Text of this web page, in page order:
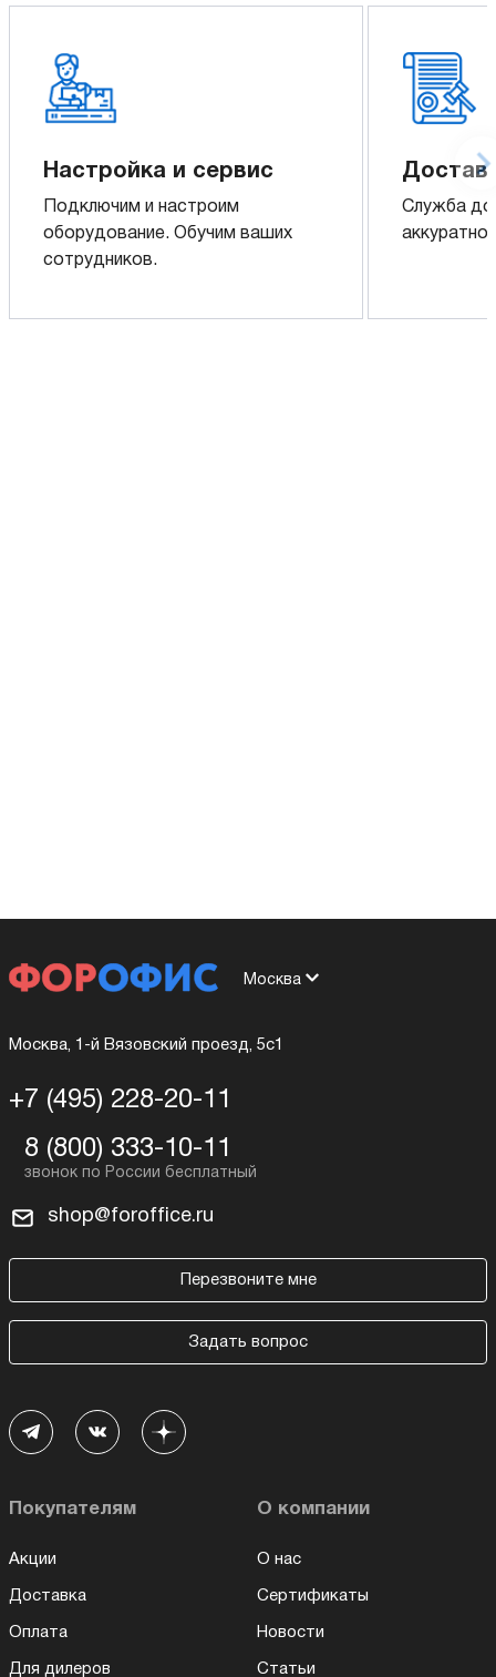
Настройка и сервис
Подключим и настроим
оборудование. Обучим ваших
сотрудников.
Служба
аккуратно
Москва
Москва, 1-й Вязовский проезд, 5с1
+7 (495) 228-20-11
8 (800) 333-10-11
shop@foroffice.ru
Перезвоните мне
Задать вопрос
Покупателям
Акции
Доставка
Оплата
Для дилеров
О компании
О нас
Сертификаты
Новости
Статьи